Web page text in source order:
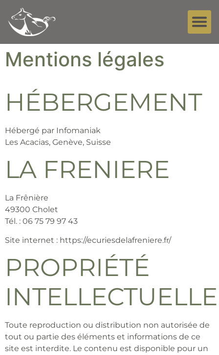
Mentions légales
HÉBERGEMENT
Hébergé par Infomaniak
Les Acacias, Genève, Suisse
LA FRENIERE
La Frênière
49300 Cholet
Tél. : 06 75 79 97 43
Site internet : https://ecuriesdelafreniere.fr/
PROPRIÉTÉ
INTELLECTUELLE
Toute reproduction ou distribution non autorisée de
tout ou partie des éléments et informations de ce
site est interdite. Le contenu est disponible pour un